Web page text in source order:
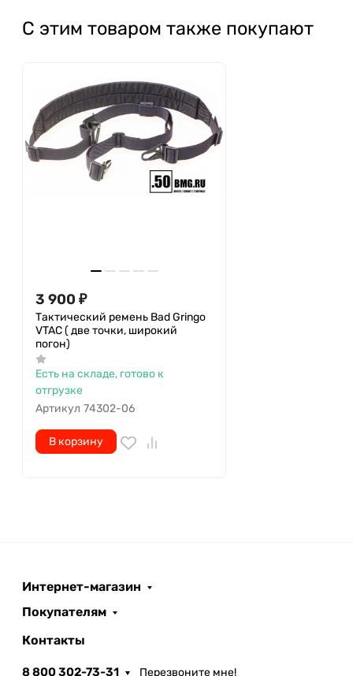
С этим товаром также покупают
3 900 ₽
Тактический ремень Bad Gringo
VTAC ( две точки, широкий
погон)
Есть на складе, готово к
отгрузке
Артикул 74302-06
В корзину
Интернет-магазин
Покупателям
Контакты
8 800 302-73-31 Перезвоните мне!